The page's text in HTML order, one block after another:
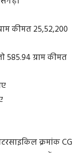
उम्र 38 वर्ष निवासी
कीमत 25,52,200
ग्राम कीमत